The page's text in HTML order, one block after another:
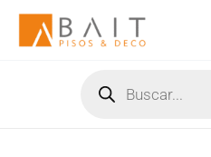
contenido
productos